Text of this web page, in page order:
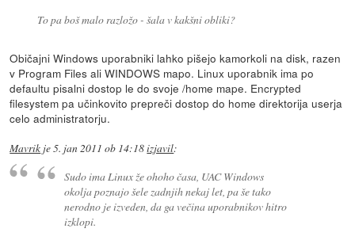
To pa boš malo razložo - šala v kakšni obliki?
Običajni Windows uporabniki lahko pišejo kamorkoli na disk, razen
v Program Files ali WINDOWS mapo. Linux uporabnik ima po
defaultu pisalni dostop le do svoje /home mape. Encrypted
filesystem pa učinkovito prepreči dostop do home direktorija userja
celo administratorju.
Mavrik je5. jan 2011 ob 14:18izjavil:
Sudo ima Linux že ohoho časa, UAC Windows
okolja poznajo šele zadnjih nekaj let, pa še tako
nerodno je izveden, da ga večina uporabnikov hitro
izklopi.